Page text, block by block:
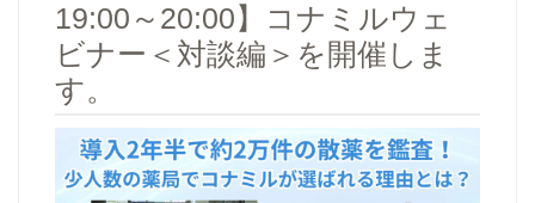
19:00～20:00】コナミルウェ
ビナー＜対談編＞を開催しま
す。